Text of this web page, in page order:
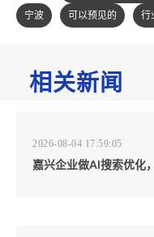
宁波
可以预见的 行
相关新闻
2026-08-04 17:59:05
嘉兴企业做AI搜索优化